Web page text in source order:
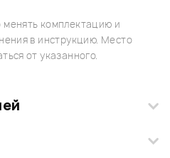
комплектацию и
в инструкцию. Место
от указанного.
товара и получите